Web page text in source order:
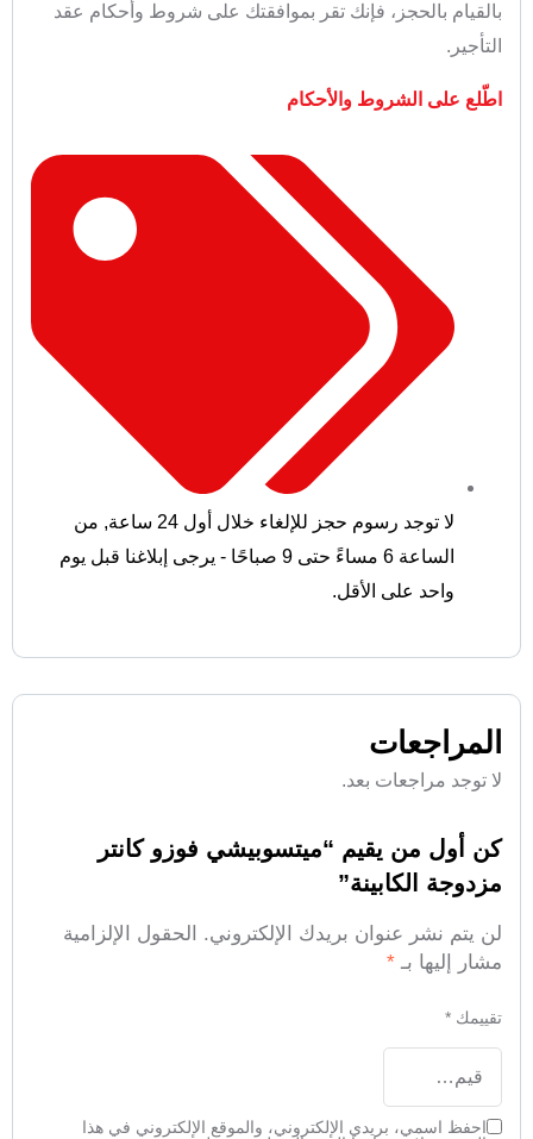
بالقيام بالحجز، فإنك تقر بموافقتك على شروط وأحكام عقد
التأجير.
اطّلع على الشروط والأحكام
لا توجد رسوم حجز للإلغاء خلال أول 24 ساعة , من
الساعة 6 مساءً حتى 9 صباحًا - يرجى إبلاغنا قبل يوم
واحد على الأقل.
المراجعات
لا توجد مراجعات بعد.
كن أول من يقيم “ميتسوبيشي فوزو كانتر
مزدوجة الكابينة”
لن يتم نشر عنوان بريدك الإلكتروني.
الحقول الإلزامية
مشار إليها بـ *
تقييمك *
احفظ اسمي، بريدي الإلكتروني، والموقع الإلكتروني في هذا